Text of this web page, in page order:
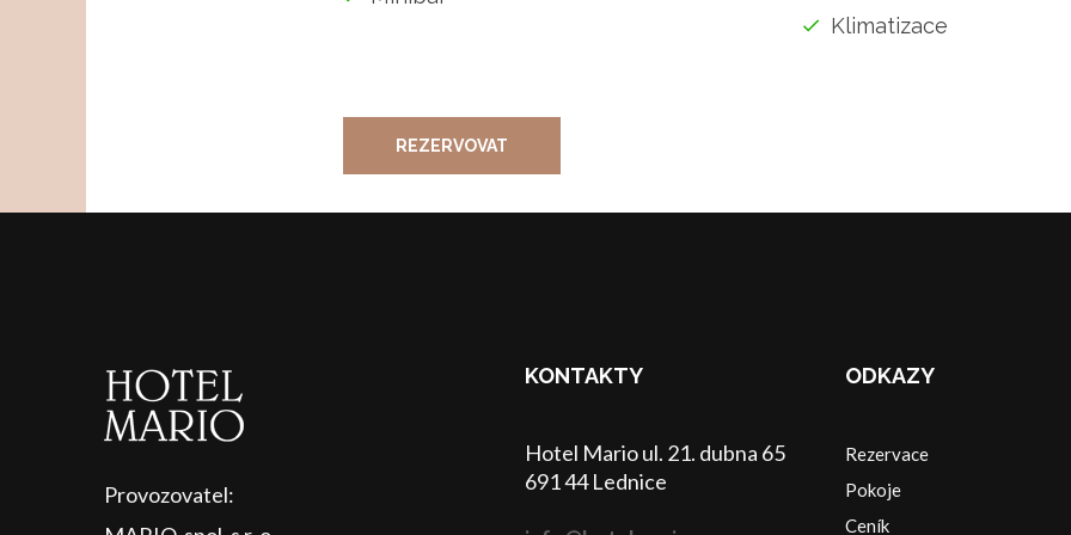
Klimatizace
REZERVOVAT
Provozovatel:
KONTAKTY
Hotel Mario ul. 21. dubna 65
691 44 Lednice
ODKAZY
Rezervace
Pokoje
Ceník